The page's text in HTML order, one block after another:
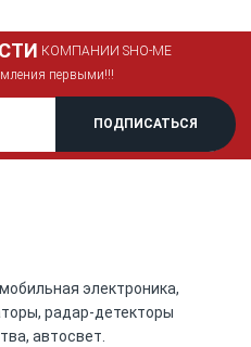
КОМПАНИИ SHO-ME
первыми!!!
электроника,
радар-детекторы
автосвет.